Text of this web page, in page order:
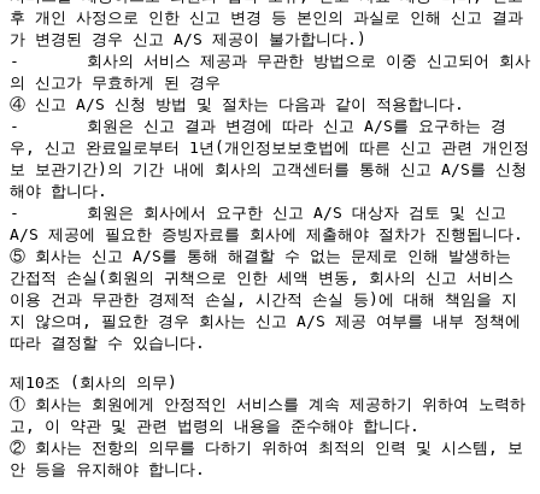
후 개인 사정으로 인한 신고 변경 등 본인의 과실로 인해 신고 결과
가 변경된 경우 신고 A/S 제공이 불가합니다.)
-	회사의 서비스 제공과 무관한 방법으로 이중 신고되어 회사
의 신고가 무효하게 된 경우
④ 신고 A/S 신청 방법 및 절차는 다음과 같이 적용합니다.
-	회원은 신고 결과 변경에 따라 신고 A/S를 요구하는 경
우, 신고 완료일로부터 1년(개인정보보호법에 따른 신고 관련 개인정
보 보관기간)의 기간 내에 회사의 고객센터를 통해 신고 A/S를 신청
해야 합니다.
-	회원은 회사에서 요구한 신고 A/S 대상자 검토 및 신고
A/S 제공에 필요한 증빙자료를 회사에 제출해야 절차가 진행됩니다.
⑤ 회사는 신고 A/S를 통해 해결할 수 없는 문제로 인해 발생하는
간접적 손실(회원의 귀책으로 인한 세액 변동, 회사의 신고 서비스
이용 건과 무관한 경제적 손실, 시간적 손실 등)에 대해 책임을 지
지 않으며, 필요한 경우 회사는 신고 A/S 제공 여부를 내부 정책에
따라 결정할 수 있습니다.
제10조 (회사의 의무)
① 회사는 회원에게 안정적인 서비스를 계속 제공하기 위하여 노력하
고, 이 약관 및 관련 법령의 내용을 준수해야 합니다.
② 회사는 전항의 의무를 다하기 위하여 최적의 인력 및 시스템, 보
안 등을 유지해야 합니다.